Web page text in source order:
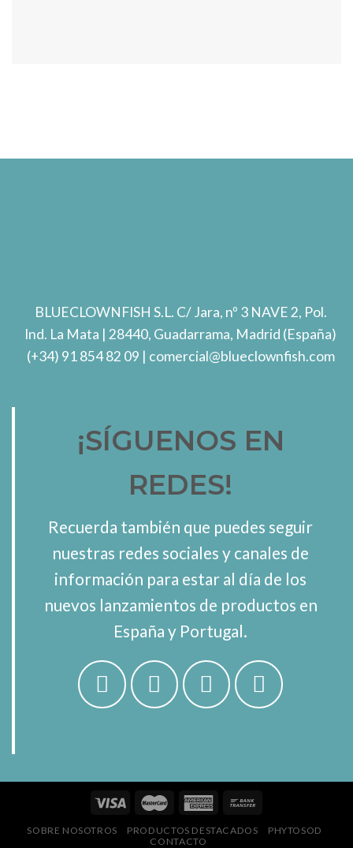
BLUECLOWNFISH S.L. C/ Jara, nº 3 NAVE 2, Pol.
Ind. La Mata | 28440, Guadarrama, Madrid (España)
(+34) 91 854 82 09 | comercial@blueclownfish.com
¡SÍGUENOS EN
REDES!
Recuerda también que puedes seguir
nuestras redes sociales y canales de
información para estar al día de los
nuevos lanzamientos de productos en
España y Portugal.
SOBRE NOSOTROS PRODUCTOS DESTACADOS
PHYTOSOD
CONTACTO